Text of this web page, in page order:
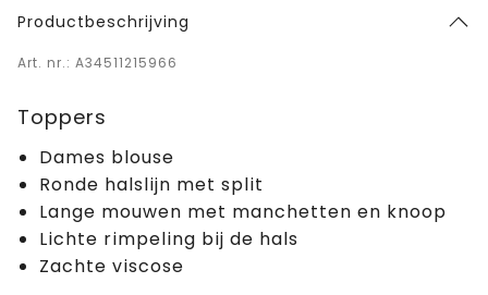
Productbeschrijving
Art. nr.: A34511215966
Toppers
Dames blouse
Ronde halslijn met split
Lange mouwen met manchetten en knoop
Lichte rimpeling bij de hals
Zachte viscose